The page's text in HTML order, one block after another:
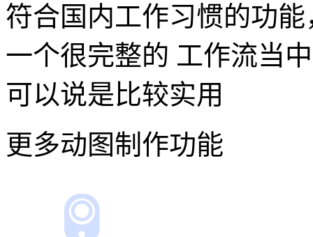
符合国内工作习惯的功
一个很完整的 工作流当
可以说是比较实用
更多动图制作功能